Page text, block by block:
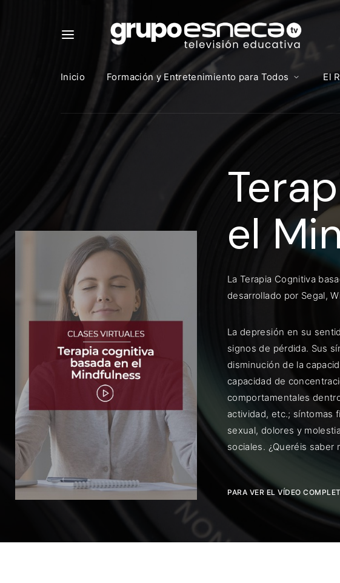
Inicio Formación y Entretenimiento para Todos El
el
La Terapia Cognitiva
desarrollado por Segal,
La depresión en su
signos de pérdida. Sus
disminución de la
capacidad de
comportamentales
actividad, etc.; síntomas
sexual, dolores y
sociales. ¿Queréis saber
PARA VER EL VÍDEO
Para iniciar sesión
https://
Dirección de correo
Recuérdame